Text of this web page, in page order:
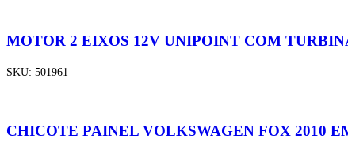
MOTOR 2 EIXOS 12V UNIPOINT COM
SKU: 501961
CHICOTE PAINEL VOLKSWAGEN FOX 2010